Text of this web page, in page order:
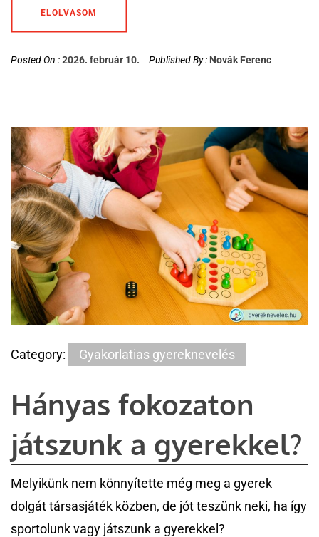
ELOLVASOM
Posted On :2026. február 10. Published By : Novák Ferenc
Category: Gyakorlatias gyereknevelés
Hányas fokozaton
játszunk a gyerekkel?
Melyikünk nem könnyítette még meg a gyerek
dolgát társasjáték közben, de jót teszünk neki, ha így
sportolunk vagy játszunk a gyerekkel?